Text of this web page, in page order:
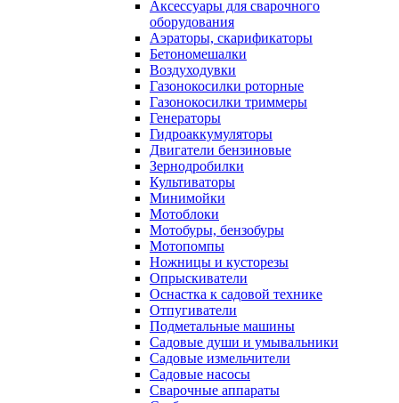
Аксессуары для сварочного
оборудования
Аэраторы, скарификаторы
Бетономешалки
Воздуходувки
Газонокосилки роторные
Газонокосилки триммеры
Генераторы
Гидроаккумуляторы
Двигатели бензиновые
Зернодробилки
Культиваторы
Минимойки
Мотоблоки
Мотобуры, бензобуры
Мотопомпы
Ножницы и кусторезы
Опрыскиватели
Оснастка к садовой технике
Отпугиватели
Подметальные машины
Садовые души и умывальники
Садовые измельчители
Садовые насосы
Сварочные аппараты